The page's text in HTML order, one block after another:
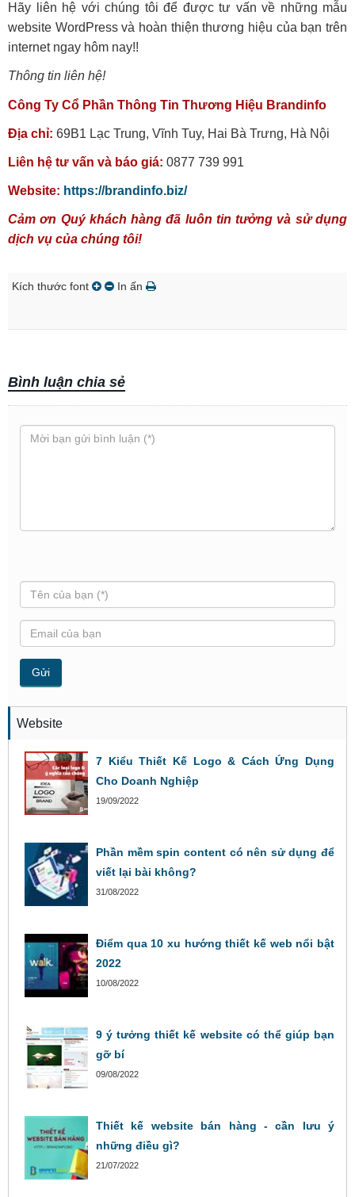
Hãy liên hệ với chúng tôi để được tư vấn về những mẫu
website WordPress và hoàn thiện thương hiệu của bạn trên
internet ngay hôm nay!!
Thông tin liên hệ!
Công Ty Cổ Phần Thông Tin Thương Hiệu Brandinfo
Địa chỉ: 69B1 Lạc Trung, Vĩnh Tuy, Hai Bà Trưng, Hà Nội
Liên hệ tư vấn và báo giá: 0877 739 991
Website: https://brandinfo.biz/
Cảm ơn Quý khách hàng đã luôn tin tưởng và sử dụng
dịch vụ của chúng tôi!
Kích thước font In ấn
Bình luận chia sẻ
Website
7 Kiểu Thiết Kế Logo & Cách Ứng Dụng
Cho Doanh Nghiệp
19/09/2022
Phần mềm spin content có nên sử dụng để
viết lại bài không?
31/08/2022
Điểm qua 10 xu hướng thiết kế web nổi bật
2022
10/08/2022
9 ý tưởng thiết kế website có thể giúp bạn
gỡ bí
09/08/2022
Thiết kế website bán hàng - cần lưu ý
những điều gì?
21/07/2022